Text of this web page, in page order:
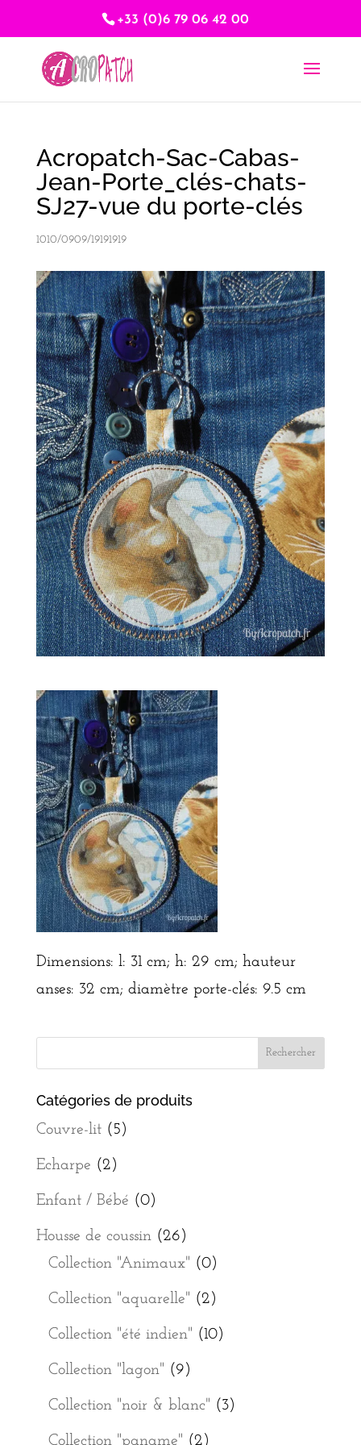
+33 (0)6 79 06 42 00
Acropatch-Sac-Cabas-
Jean-Porte_clés-chats-
SJ27-vue du porte-clés
1010/0909/19191919
Dimensions: l: 31 cm; h: 29 cm; hauteur
anses: 32 cm; diamètre porte-clés: 9.5 cm
Catégories de produits
Couvre-lit (5)
Echarpe (2)
Enfant / Bébé (0)
Housse de coussin (26)
Collection "Animaux" (0)
Collection "aquarelle" (2)
Collection "été indien" (10)
Collection "lagon" (9)
Collection "noir & blanc" (3)
Collection "paname" (2)